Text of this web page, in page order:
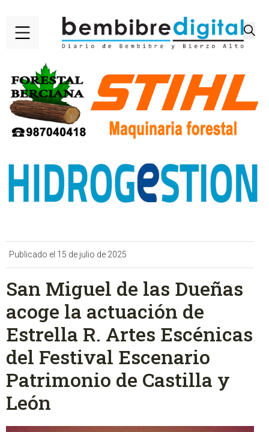
Publicado el 15 de julio de 2025
San Miguel de las Dueñas
acoge la actuación de
Estrella R. Artes Escénicas
del Festival Escenario
Patrimonio de Castilla y
León